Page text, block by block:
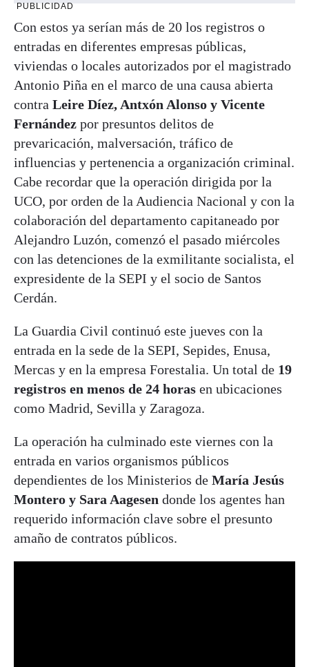
PUBLICIDAD
Con estos ya serían más de 20 los registros o
entradas en diferentes empresas públicas,
viviendas o locales autorizados por el magistrado
Antonio Piña en el marco de una causa abierta
contra Leire Díez, Antxón Alonso y Vicente
Fernández por presuntos delitos de
prevaricación, malversación, tráfico de
influencias y pertenencia a organización criminal.
Cabe recordar que la operación dirigida por la
UCO, por orden de la Audiencia Nacional y con la
colaboración del departamento capitaneado por
Alejandro Luzón, comenzó el pasado miércoles
con las detenciones de la exmilitante socialista, el
expresidente de la SEPI y el socio de Santos
Cerdán.
La Guardia Civil continuó este jueves con la
entrada en la sede de la SEPI, Sepides, Enusa,
Mercas y en la empresa Forestalia. Un total de 19
registros en menos de 24 horas en ubicaciones
como Madrid, Sevilla y Zaragoza.
La operación ha culminado este viernes con la
entrada en varios organismos públicos
dependientes de los Ministerios de María Jesús
Montero y Sara Aagesen donde los agentes han
requerido información clave sobre el presunto
amaño de contratos públicos.